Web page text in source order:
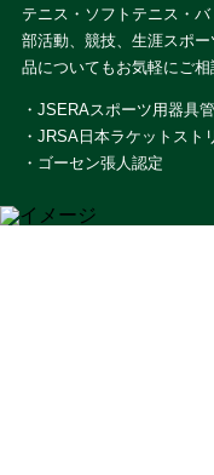
テニス・ソフトテニス・
部活動、競技、生涯スポ
品についてもお気軽にご相
・JSERAスポーツ用器具
・JRSA日本ラケットスト
・ゴーセン張人認定